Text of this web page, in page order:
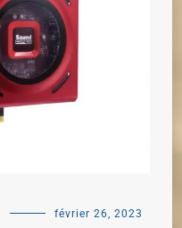
février 26, 2023